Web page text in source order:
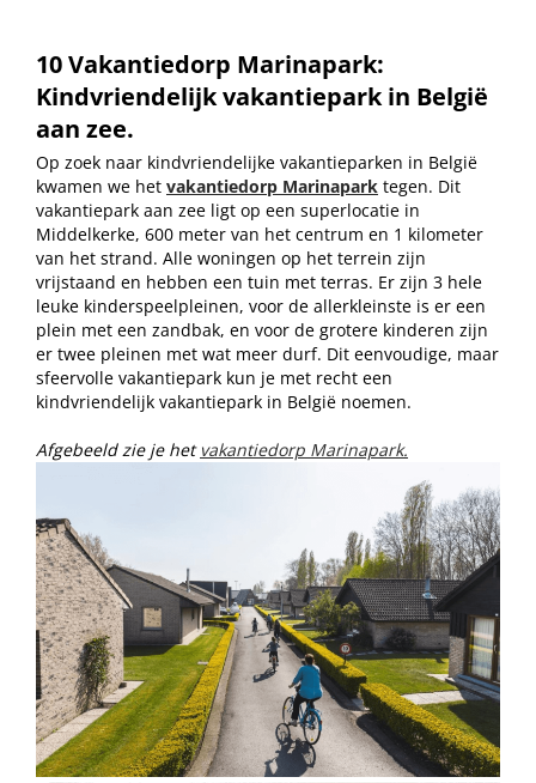
10 Vakantiedorp Marinapark:
Kindvriendelijk vakantiepark in België
aan zee.
Op zoek naar kindvriendelijke vakantieparken in België
kwamen we het vakantiedorp Marinapark tegen. Dit
vakantiepark aan zee ligt op een superlocatie in
Middelkerke, 600 meter van het centrum en 1 kilometer
van het strand. Alle woningen op het terrein zijn
vrijstaand en hebben een tuin met terras. Er zijn 3 hele
leuke kinderspeelpleinen, voor de allerkleinste is er een
plein met een zandbak, en voor de grotere kinderen zijn
er twee pleinen met wat meer durf. Dit eenvoudige, maar
sfeervolle vakantiepark kun je met recht een
kindvriendelijk vakantiepark in België noemen.
Afgebeeld zie je het vakantiedorp Marinapark.